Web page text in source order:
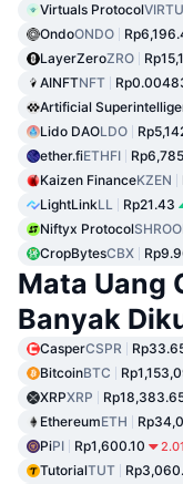
Virtuals Protocol
OndoONDO
LayerZeroZRO
AINFTNFT
Artificial
Lido DAOLDO
ether.fiETHFI
Kaizen FinanceKZEN
LightLinkLL Rp21.43
Niftyx Protocol
CropBytesCBX
Mata Uang
Banyak
CasperCSPR
BitcoinBTC
XRPXRP
EthereumETH
PiPI Rp1,600.10
TutorialTUT